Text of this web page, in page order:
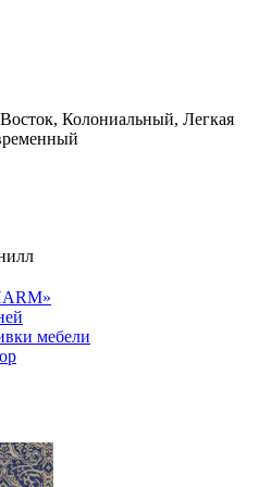
Колониальный, Легкая
мебели